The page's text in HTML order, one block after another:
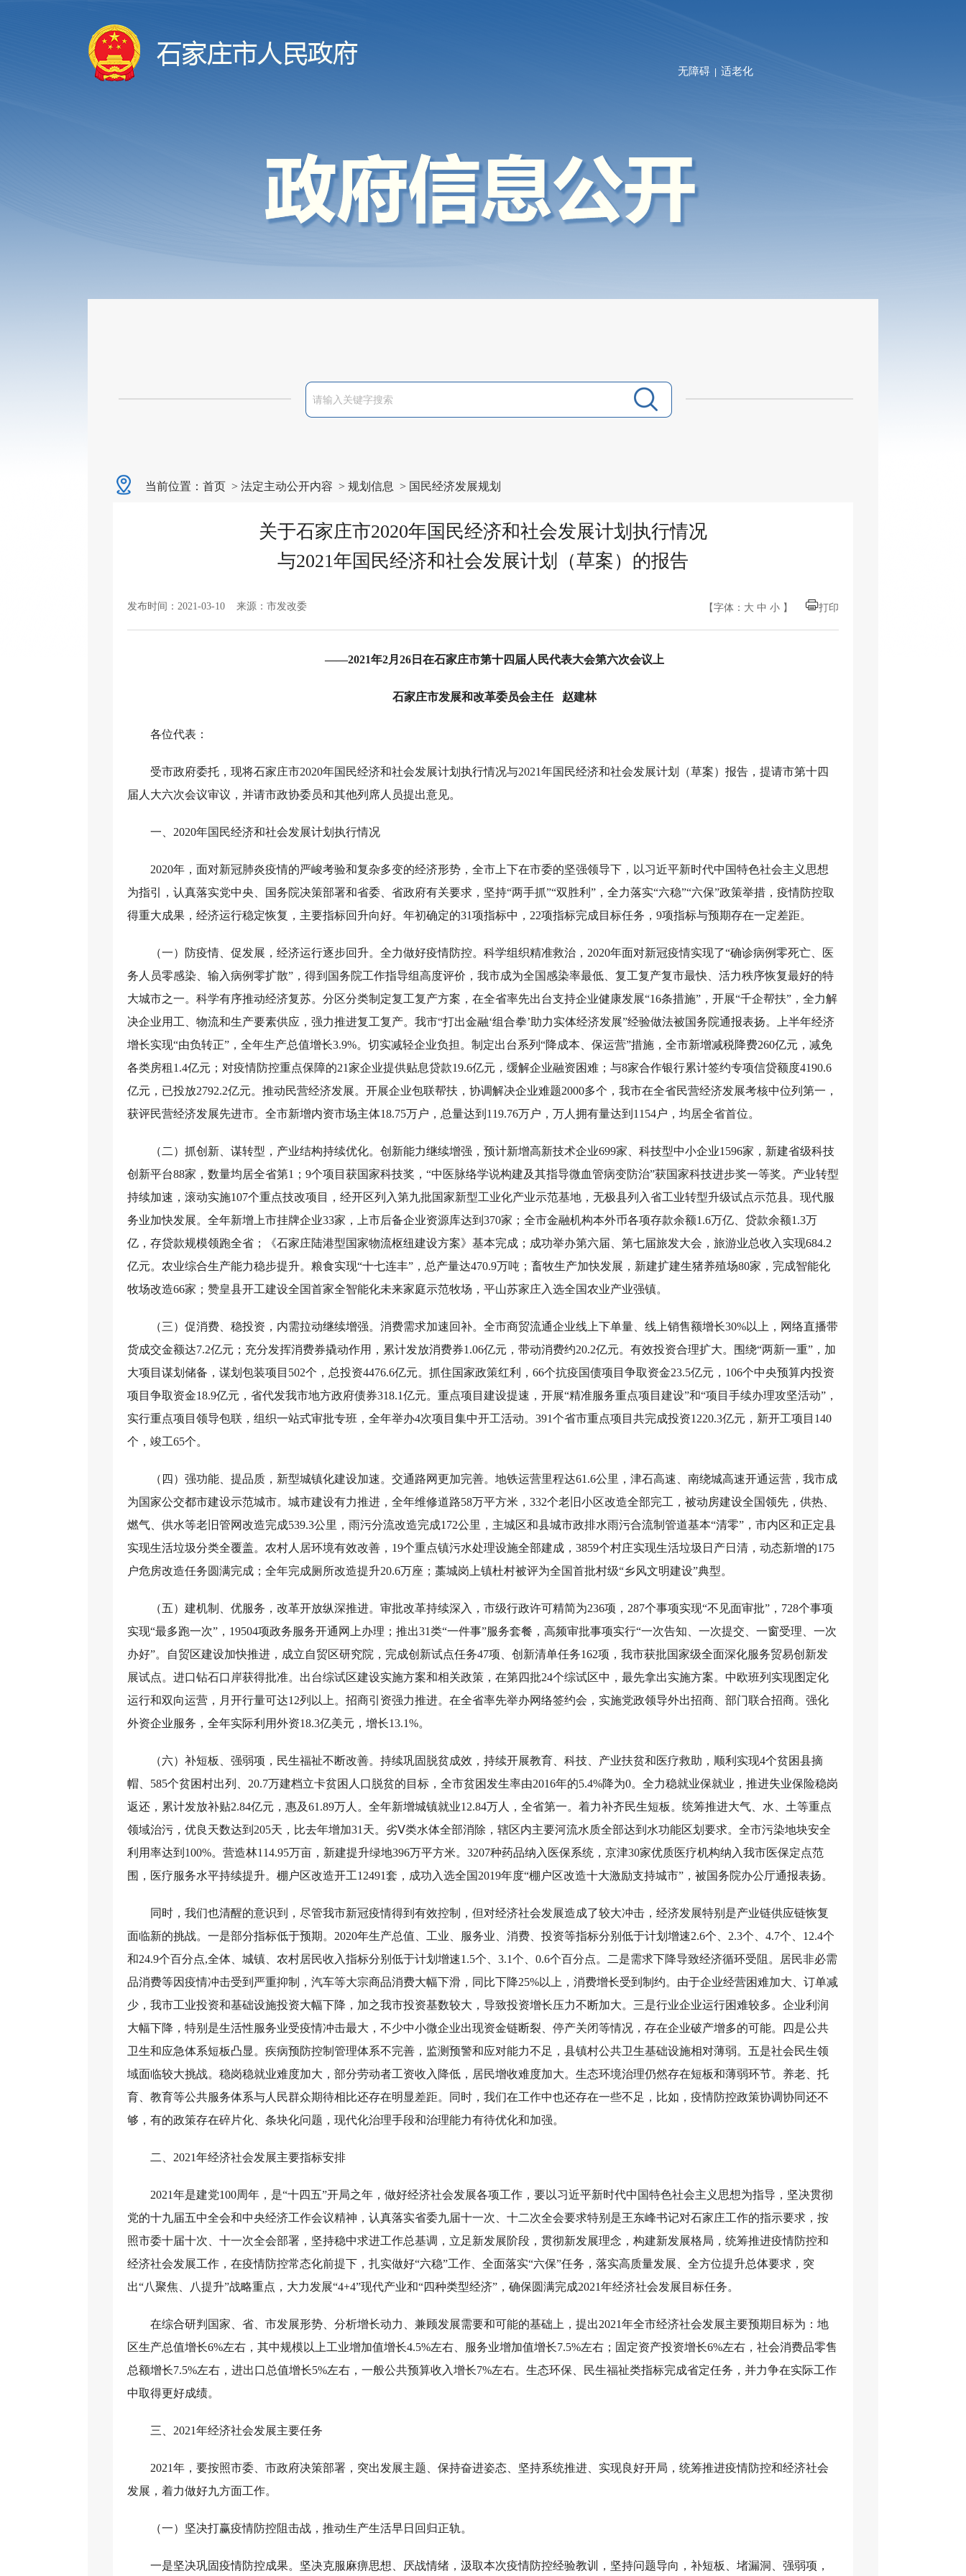
无障碍 |适老化
当前位置： 首页 > 法定主动公开内容 > 规划信息 > 国民经济发展规划
关于石家庄市2020年国民经济和社会发展计划执行情况
与2021年国民经济和社会发展计划（草案）的报告
发布时间：2021-03-10 来源：市发改委 【字体： 大 中 小 】 打印
——2021年2月26日在石家庄市第十四届人民代表大会第六次会议上
石家庄市发展和改革委员会主任 赵建林
各位代表：
受市政府委托，现将石家庄市2020年国民经济和社会发展计划执行情况与2021年国民经济和社会发展计划（草案）报告，提请市第十四
届人大六次会议审议，并请市政协委员和其他列席人员提出意见。
一、2020年国民经济和社会发展计划执行情况
2020年，面对新冠肺炎疫情的严峻考验和复杂多变的经济形势，全市上下在市委的坚强领导下，以习近平新时代中国特色社会主义思想
为指引，认真落实党中央、国务院决策部署和省委、省政府有关要求，坚持“两手抓”“双胜利”，全力落实“六稳”“六保”政策举措，疫情防控取
得重大成果，经济运行稳定恢复，主要指标回升向好。年初确定的31项指标中，22项指标完成目标任务，9项指标与预期存在一定差距。
（一）防疫情、促发展，经济运行逐步回升。全力做好疫情防控。科学组织精准救治，2020年面对新冠疫情实现了“确诊病例零死亡、医
务人员零感染、输入病例零扩散”，得到国务院工作指导组高度评价，我市成为全国感染率最低、复工复产复市最快、活力秩序恢复最好的特
大城市之一。科学有序推动经济复苏。分区分类制定复工复产方案，在全省率先出台支持企业健康发展“16条措施”，开展“千企帮扶”，全力解
决企业用工、物流和生产要素供应，强力推进复工复产。我市“打出金融‘组合拳’助力实体经济发展”经验做法被国务院通报表扬。上半年经济
增长实现“由负转正”，全年生产总值增长3.9%。切实减轻企业负担。制定出台系列“降成本、保运营”措施，全市新增减税降费260亿元，减免
各类房租1.4亿元；对疫情防控重点保障的21家企业提供贴息贷款19.6亿元，缓解企业融资困难；与8家合作银行累计签约专项信贷额度4190.6
亿元，已投放2792.2亿元。推动民营经济发展。开展企业包联帮扶，协调解决企业难题2000多个，我市在全省民营经济发展考核中位列第一，
获评民营经济发展先进市。全市新增内资市场主体18.75万户，总量达到119.76万户，万人拥有量达到1154户，均居全省首位。
（二）抓创新、谋转型，产业结构持续优化。创新能力继续增强，预计新增高新技术企业699家、科技型中小企业1596家，新建省级科技
创新平台88家，数量均居全省第1；9个项目获国家科技奖，“中医脉络学说构建及其指导微血管病变防治”获国家科技进步奖一等奖。产业转型
持续加速，滚动实施107个重点技改项目，经开区列入第九批国家新型工业化产业示范基地，无极县列入省工业转型升级试点示范县。现代服
务业加快发展。全年新增上市挂牌企业33家，上市后备企业资源库达到370家；全市金融机构本外币各项存款余额1.6万亿、贷款余额1.3万
亿，存贷款规模领跑全省；《石家庄陆港型国家物流枢纽建设方案》基本完成；成功举办第六届、第七届旅发大会，旅游业总收入实现684.2
亿元。农业综合生产能力稳步提升。粮食实现“十七连丰”，总产量达470.9万吨；畜牧生产加快发展，新建扩建生猪养殖场80家，完成智能化
牧场改造66家；赞皇县开工建设全国首家全智能化未来家庭示范牧场，平山苏家庄入选全国农业产业强镇。
（三）促消费、稳投资，内需拉动继续增强。消费需求加速回补。全市商贸流通企业线上下单量、线上销售额增长30%以上，网络直播带
货成交金额达7.2亿元；充分发挥消费券撬动作用，累计发放消费券1.06亿元，带动消费约20.2亿元。有效投资合理扩大。围绕“两新一重”，加
大项目谋划储备，谋划包装项目502个，总投资4476.6亿元。抓住国家政策红利，66个抗疫国债项目争取资金23.5亿元，106个中央预算内投资
项目争取资金18.9亿元，省代发我市地方政府债券318.1亿元。重点项目建设提速，开展“精准服务重点项目建设”和“项目手续办理攻坚活动”，
实行重点项目领导包联，组织一站式审批专班，全年举办4次项目集中开工活动。391个省市重点项目共完成投资1220.3亿元，新开工项目140
个，竣工65个。
（四）强功能、提品质，新型城镇化建设加速。交通路网更加完善。地铁运营里程达61.6公里，津石高速、南绕城高速开通运营，我市成
为国家公交都市建设示范城市。城市建设有力推进，全年维修道路58万平方米，332个老旧小区改造全部完工，被动房建设全国领先，供热、
燃气、供水等老旧管网改造完成539.3公里，雨污分流改造完成172公里，主城区和县城市政排水雨污合流制管道基本“清零”，市内区和正定县
实现生活垃圾分类全覆盖。农村人居环境有效改善，19个重点镇污水处理设施全部建成，3859个村庄实现生活垃圾日产日清，动态新增的175
户危房改造任务圆满完成；全年完成厕所改造提升20.6万座；藁城岗上镇杜村被评为全国首批村级“乡风文明建设”典型。
（五）建机制、优服务，改革开放纵深推进。审批改革持续深入，市级行政许可精简为236项，287个事项实现“不见面审批”，728个事项
实现“最多跑一次”，19504项政务服务开通网上办理；推出31类“一件事”服务套餐，高频审批事项实行“一次告知、一次提交、一窗受理、一次
办好”。自贸区建设加快推进，成立自贸区研究院，完成创新试点任务47项、创新清单任务162项，我市获批国家级全面深化服务贸易创新发
展试点。进口钻石口岸获得批准。出台综试区建设实施方案和相关政策，在第四批24个综试区中，最先拿出实施方案。中欧班列实现图定化
运行和双向运营，月开行量可达12列以上。招商引资强力推进。在全省率先举办网络签约会，实施党政领导外出招商、部门联合招商。强化
外资企业服务，全年实际利用外资18.3亿美元，增长13.1%。
（六）补短板、强弱项，民生福祉不断改善。持续巩固脱贫成效，持续开展教育、科技、产业扶贫和医疗救助，顺利实现4个贫困县摘
帽、585个贫困村出列、20.7万建档立卡贫困人口脱贫的目标，全市贫困发生率由2016年的5.4%降为0。全力稳就业保就业，推进失业保险稳岗
返还，累计发放补贴2.84亿元，惠及61.89万人。全年新增城镇就业12.84万人，全省第一。着力补齐民生短板。统筹推进大气、水、土等重点
领域治污，优良天数达到205天，比去年增加31天。劣Ⅴ类水体全部消除，辖区内主要河流水质全部达到水功能区划要求。全市污染地块安全
利用率达到100%。营造林114.95万亩，新建提升绿地396万平方米。3207种药品纳入医保系统，京津30家优质医疗机构纳入我市医保定点范
围，医疗服务水平持续提升。棚户区改造开工12491套，成功入选全国2019年度“棚户区改造十大激励支持城市”，被国务院办公厅通报表扬。
同时，我们也清醒的意识到，尽管我市新冠疫情得到有效控制，但对经济社会发展造成了较大冲击，经济发展特别是产业链供应链恢复
面临新的挑战。一是部分指标低于预期。2020年生产总值、工业、服务业、消费、投资等指标分别低于计划增速2.6个、2.3个、4.7个、12.4个
和24.9个百分点,全体、城镇、农村居民收入指标分别低于计划增速1.5个、3.1个、0.6个百分点。二是需求下降导致经济循环受阻。居民非必需
品消费等因疫情冲击受到严重抑制，汽车等大宗商品消费大幅下滑，同比下降25%以上，消费增长受到制约。由于企业经营困难加大、订单减
少，我市工业投资和基础设施投资大幅下降，加之我市投资基数较大，导致投资增长压力不断加大。三是行业企业运行困难较多。企业利润
大幅下降，特别是生活性服务业受疫情冲击最大，不少中小微企业出现资金链断裂、停产关闭等情况，存在企业破产增多的可能。四是公共
卫生和应急体系短板凸显。疾病预防控制管理体系不完善，监测预警和应对能力不足，县镇村公共卫生基础设施相对薄弱。五是社会民生领
域面临较大挑战。稳岗稳就业难度加大，部分劳动者工资收入降低，居民增收难度加大。生态环境治理仍然存在短板和薄弱环节。养老、托
育、教育等公共服务体系与人民群众期待相比还存在明显差距。同时，我们在工作中也还存在一些不足，比如，疫情防控政策协调协同还不
够，有的政策存在碎片化、条块化问题，现代化治理手段和治理能力有待优化和加强。
二、2021年经济社会发展主要指标安排
2021年是建党100周年，是“十四五”开局之年，做好经济社会发展各项工作，要以习近平新时代中国特色社会主义思想为指导，坚决贯彻
党的十九届五中全会和中央经济工作会议精神，认真落实省委九届十一次、十二次全会要求特别是王东峰书记对石家庄工作的指示要求，按
照市委十届十次、十一次全会部署，坚持稳中求进工作总基调，立足新发展阶段，贯彻新发展理念，构建新发展格局，统筹推进疫情防控和
经济社会发展工作，在疫情防控常态化前提下，扎实做好“六稳”工作、全面落实“六保”任务，落实高质量发展、全方位提升总体要求，突
出“八聚焦、八提升”战略重点，大力发展“4+4”现代产业和“四种类型经济”，确保圆满完成2021年经济社会发展目标任务。
在综合研判国家、省、市发展形势、分析增长动力、兼顾发展需要和可能的基础上，提出2021年全市经济社会发展主要预期目标为：地
区生产总值增长6%左右，其中规模以上工业增加值增长4.5%左右、服务业增加值增长7.5%左右；固定资产投资增长6%左右，社会消费品零售
总额增长7.5%左右，进出口总值增长5%左右，一般公共预算收入增长7%左右。生态环保、民生福祉类指标完成省定任务，并力争在实际工作
中取得更好成绩。
三、2021年经济社会发展主要任务
2021年，要按照市委、市政府决策部署，突出发展主题、保持奋进姿态、坚持系统推进、实现良好开局，统筹推进疫情防控和经济社会
发展，着力做好九方面工作。
（一）坚决打赢疫情防控阻击战，推动生产生活早日回归正轨。
一是坚决巩固疫情防控成果。坚决克服麻痹思想、厌战情绪，汲取本次疫情防控经验教训，坚持问题导向，补短板、堵漏洞、强弱项，